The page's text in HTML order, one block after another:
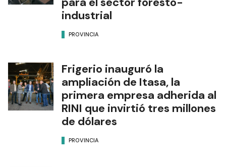
industrial
PROVINCIA
Frigerio inauguró la
ampliación de Itasa, la
primera empresa adherida al
RINI que invirtió tres millones
de dólares
PROVINCIA